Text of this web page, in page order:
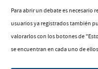
Para abrir un debate es necesario
usuarios ya registrados también
valorarlos con los botones de
se encuentran en cada uno de